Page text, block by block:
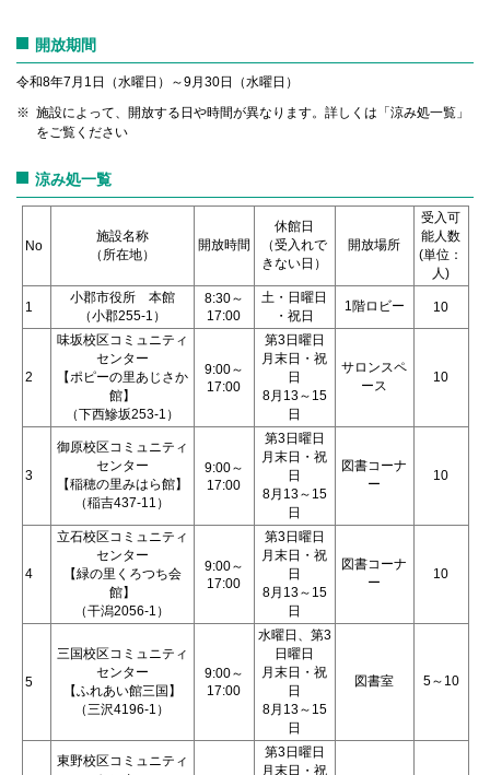
開放期間
令和8年7月1日（水曜日）～9月30日（水曜日）
施設によって、開放する日や時間が異なります。詳しくは「涼み処一覧」
をご覧ください
涼み処一覧
No
施設名称
（所在地）
開放時間
休館日
（受入れで
きない日）
開放場所
受入可
能人数
(単位：
人)
1
小郡市役所 本館
（小郡255-1）
8:30～
17:00
土・日曜日
・祝日
1階ロビー 10
2
味坂校区コミュニティ
センター
【ポピーの里あじさか
館】
（下西鰺坂253-1）
9:00～
17:00
第3日曜日
月末日・祝
日
8月13～15
日
サロンスペ
ース
10
3
御原校区コミュニティ
センター
【稲穂の里みはら館】
（稲吉437-11）
9:00～
17:00
第3日曜日
月末日・祝
日
8月13～15
日
図書コーナ
ー
10
4
立石校区コミュニティ
センター
【緑の里くろつち会
館】
（干潟2056-1）
9:00～
17:00
第3日曜日
月末日・祝
日
8月13～15
日
図書コーナ
ー
10
5
三国校区コミュニティ
センター
【ふれあい館三国】
（三沢4196-1）
9:00～
17:00
水曜日、第3
日曜日
月末日・祝
日
8月13～15
日
図書室 5～10
東野校区コミュニティ
第3日曜日
月末日・祝